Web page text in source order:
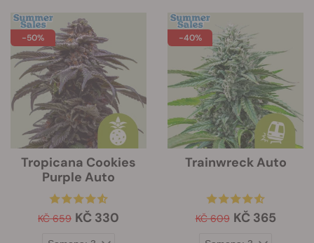
-50%
Tropicana Cookies
Purple Auto
KČ 659 KČ 330
-40%
Trainwreck Auto
KČ 609 KČ 365